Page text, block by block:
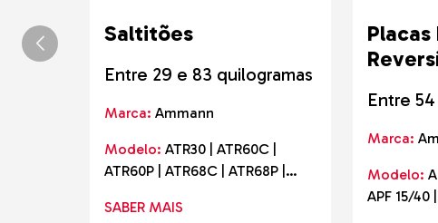
Saltitões
Entre 29 e 83 quilogramas
Marca: Ammann
Modelo: ATR30 | ATR60C |
ATR60P | ATR68C | ATR68P |
SABER MAIS
Placas
Entre
Marca:
Modelo:
APF 15/40